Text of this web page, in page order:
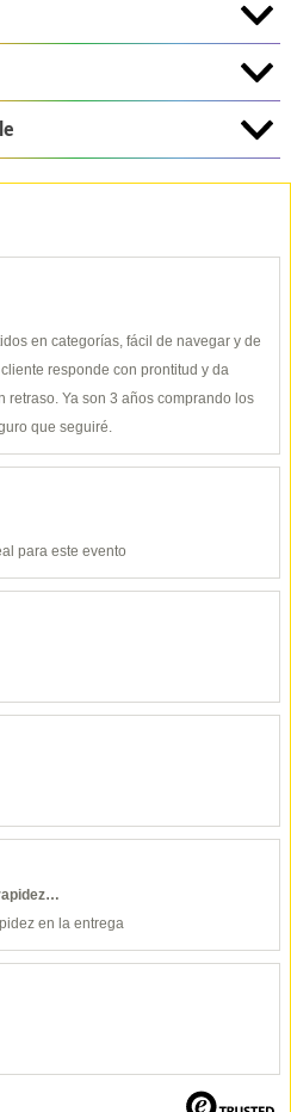
en categorías, fácil de navegar y de
responde con prontitud y da
Ya son 3 años comprando los
que seguiré.
para este evento
en la entrega